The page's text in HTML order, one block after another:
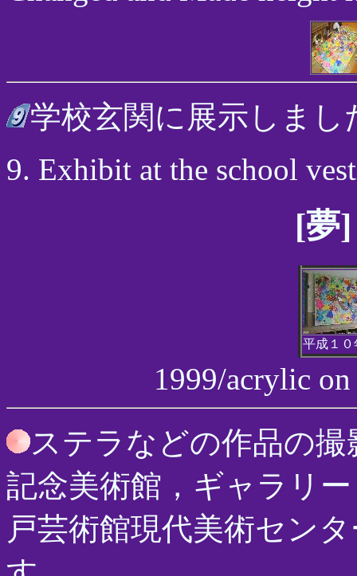
学校玄関に展示しま
9. Exhibit at the school
[夢
平成１０
1999/acrylic
ステラなどの作品の
記念美術館，ギャラリ
戸芸術館現代美術セン